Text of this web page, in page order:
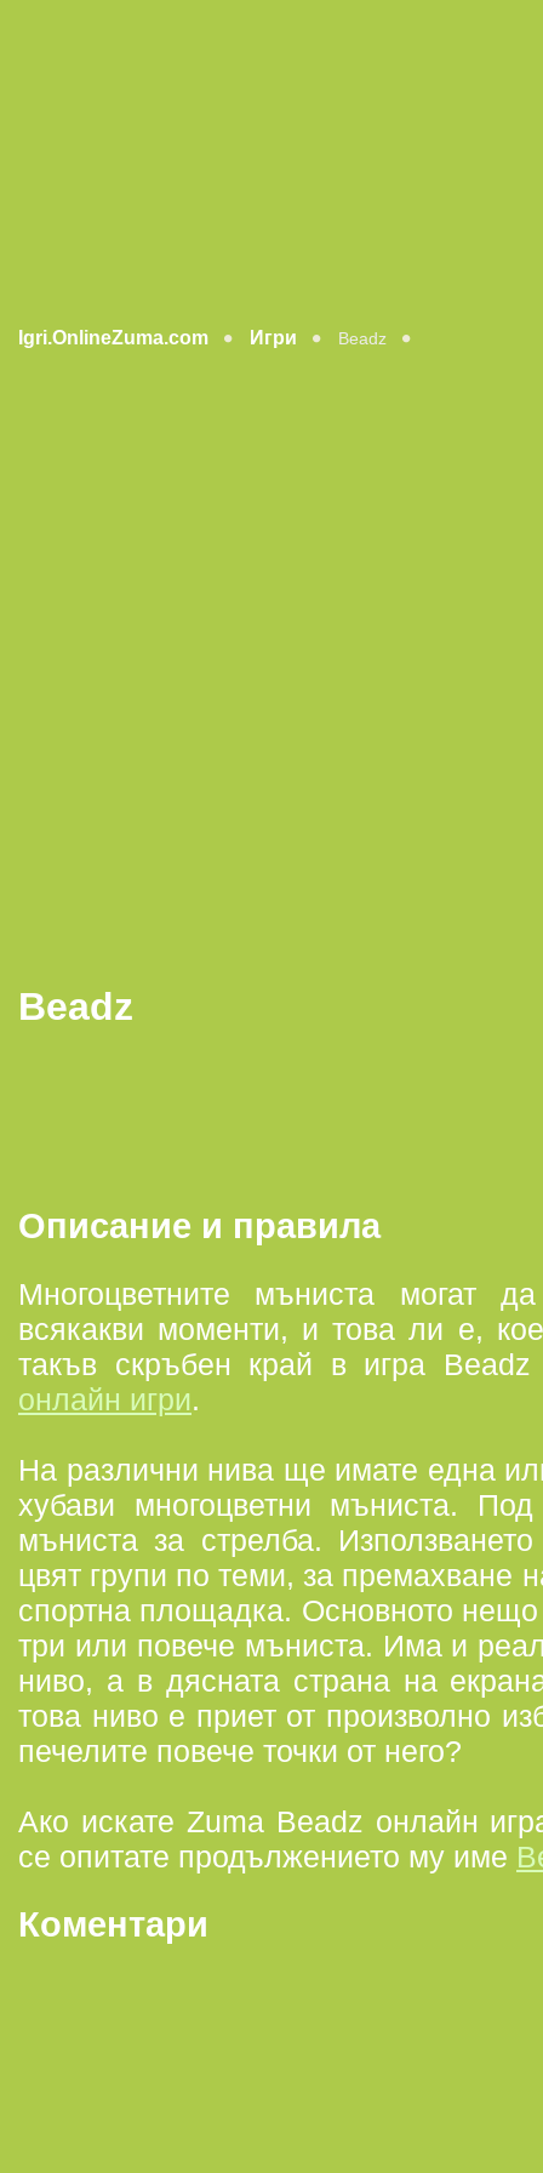
Igri.OnlineZuma.com Игри Beadz
Beadz
Описание и правила
Многоцветните мъниста могат
всякакви моменти, и това ли е,
такъв скръбен край в игра
онлайн игри.
На различни нива ще имате една
хубави многоцветни мъниста.
мъниста за стрелба.
цвят групи по теми, за премахване
спортна площадка. Основното нещо
три или повече мъниста. Има и
ниво, а в дясната страна на
това ниво е приет от произволно
печелите повече точки от него?
Ако искате Zuma Beadz онлайн
се опитате продължението му име
Коментари